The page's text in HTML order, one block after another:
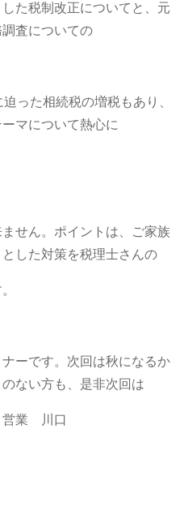
た税制改正についてと、元
査についての
った相続税の増税もあり、
マについて熱心に
せん。ポイントは、ご家族
した対策を税理士さんの
ーです。次回は秋になるか
ない方も、是非次回は
業 川口